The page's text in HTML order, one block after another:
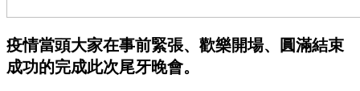
疫情當頭大家在事前緊張、歡樂開場、圓滿結束
成功的完成此次尾牙晚會。